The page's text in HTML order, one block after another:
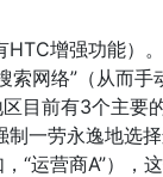
增强功能）。
索网络”（从而
目前有3个主要
一劳永逸地选
“运营商A”），